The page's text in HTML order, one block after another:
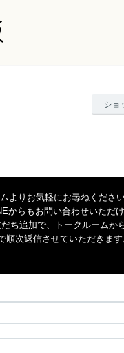
ショ
よりお気軽にお尋ねくださ
からもお問い合わせいた
ち追加で、トークルームか
次返信させていただきます